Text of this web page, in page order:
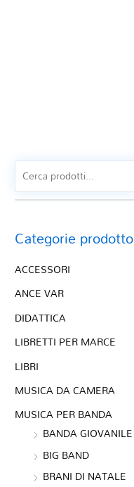
Categorie prodotto
ACCESSORI
ANCE VAR
DIDATTICA
LIBRETTI PER MARCE
LIBRI
MUSICA DA CAMERA
MUSICA PER BANDA
BANDA GIOVANILE
BIG BAND
BRANI DI NATALE